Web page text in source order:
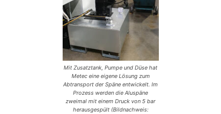
Mit Zusatztank, Pumpe und Düse hat
Metec eine eigene Lösung zum
Abtransport der Späne entwickelt. Im
Prozess werden die Aluspäne
zweimal mit einem Druck von 5 bar
herausgespült (Bildnachweis: